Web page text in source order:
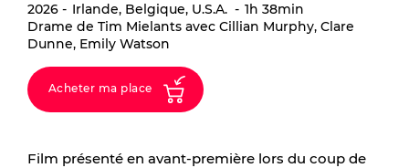
2026 Irlande, Belgique, U.S.A.
1h 38min
Drame de Tim Mielants avec Cillian Murphy, Clare
Dunne, Emily Watson
Acheter ma place
Film présenté en avant-première lors du coup de